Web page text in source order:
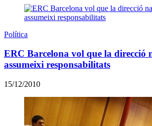
Política
ERC Barcelona vol que la direcció
assumeixi responsabilitats
15/12/2010